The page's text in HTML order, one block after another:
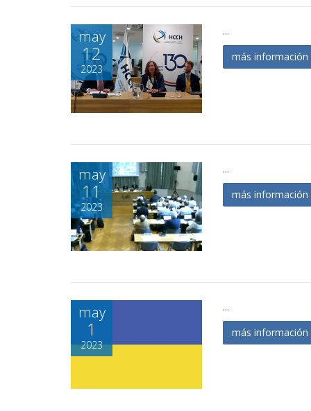
may
12
2023
...
más información
may
11
2023
...
más información
may
1
2023
...
más información